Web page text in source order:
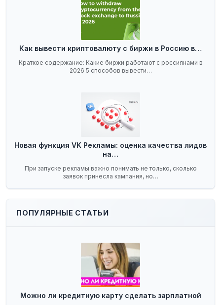
Как вывести криптовалюту с биржи в Россию в…
Краткое содержание: Какие биржи работают с россиянами в
2026 5 способов вывести…
Новая функция VK Рекламы: оценка качества лидов
на…
При запуске рекламы важно понимать не только, сколько
заявок принесла кампания, но…
ПОПУЛЯРНЫЕ СТАТЬИ
Можно ли кредитную карту сделать зарплатной